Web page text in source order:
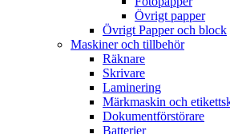
Övrigt papper
Övrigt Papper och block
Maskiner och tillbehör
Räknare
Skrivare
Laminering
Märkmaskin och
Dokumentförstörare
Batterier